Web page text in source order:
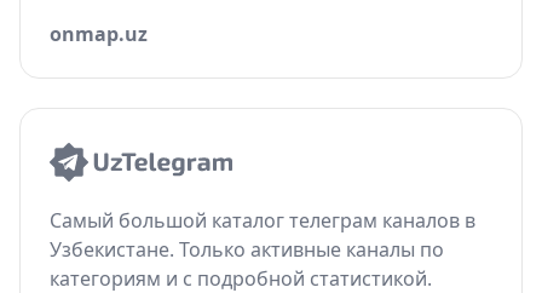
onmap.uz
Самый большой каталог телеграм каналов в
Узбекистане. Только активные каналы по
категориям и с подробной статистикой.